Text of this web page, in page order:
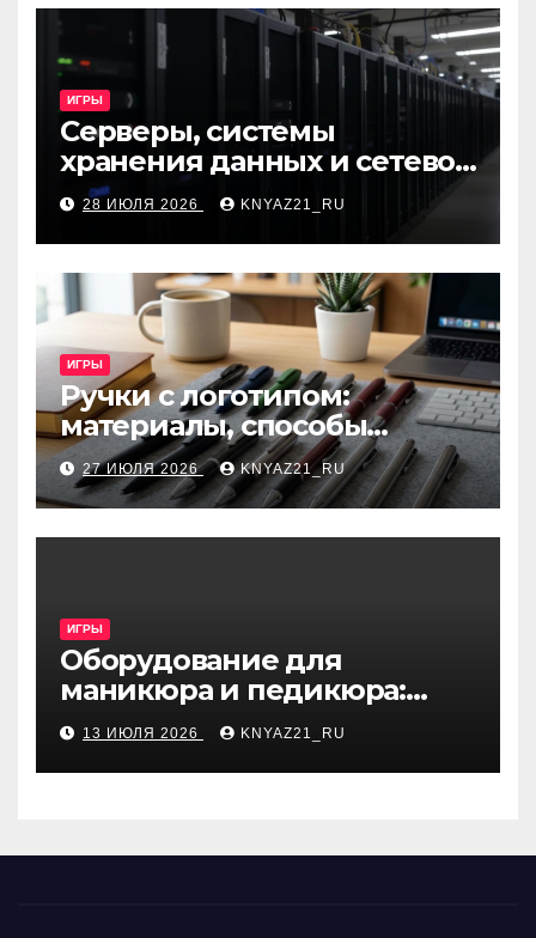
ИГРЫ
Серверы, системы
хранения данных и сетевое
оборудование: ключевые
виды и критерии выбора
28 ИЮЛЯ 2026 KNYAZ21_RU
ИГРЫ
Ручки с логотипом:
материалы, способы
нанесения и особенности
выбора
27 ИЮЛЯ 2026 KNYAZ21_RU
ИГРЫ
Оборудование для
маникюра и педикюра:
виды и критерии выбора
13 ИЮЛЯ 2026 KNYAZ21_RU